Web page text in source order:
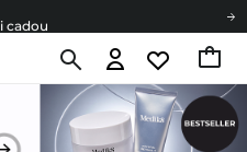
de la 150 RON!
de la 150 RON!